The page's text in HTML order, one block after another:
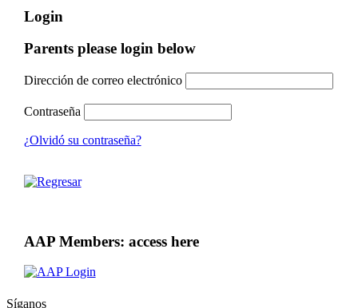
Login
Parents please login below
Dirección de correo electrónico
Contraseña
¿Olvidó su contraseña?
AAP Members: access here
Síganos